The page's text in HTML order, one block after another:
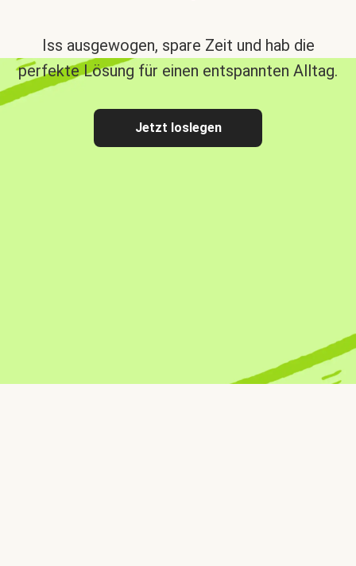
Iss ausgewogen, spare Zeit und hab die
perfekte Lösung für einen entspannten Alltag.
Jetzt loslegen